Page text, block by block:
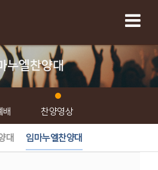
누엘찬양대
배 찬양영상
대 임마누엘찬양대